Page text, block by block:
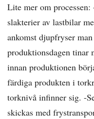
Lite mer om
slakterier av lastbilar
ankomst djupfryser
produktionsdagen tinar
innan produktionen
färdiga produkten i
torknivå infinner sig. -
skickas med